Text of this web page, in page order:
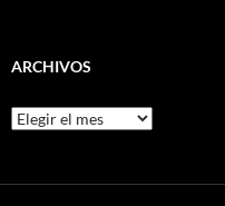
ARCHIVOS
Archivos